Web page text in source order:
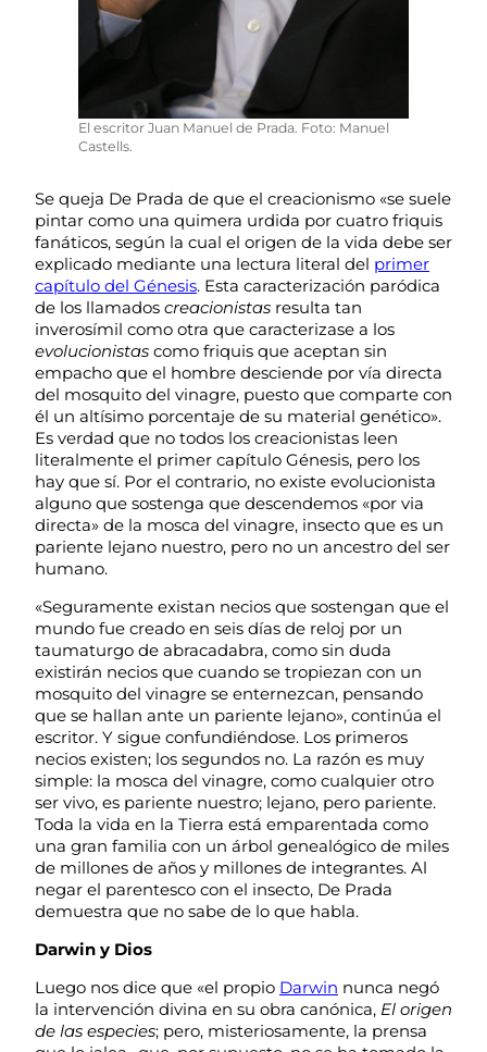
El escritor Juan Manuel de Prada. Foto: Manuel
Castells.
Se queja De Prada de que el creacionismo «se suele
pintar como una quimera urdida por cuatro friquis
fanáticos, según la cual el origen de la vida debe ser
explicado mediante una lectura literal del primer
capítulo del Génesis. Esta caracterización paródica
de los llamados creacionistas resulta tan
inverosímil como otra que caracterizase a los
evolucionistas como friquis que aceptan sin
empacho que el hombre desciende por vía directa
del mosquito del vinagre, puesto que comparte con
él un altísimo porcentaje de su material genético».
Es verdad que no todos los creacionistas leen
literalmente el primer capítulo Génesis, pero los
hay que sí. Por el contrario, no existe evolucionista
alguno que sostenga que descendemos «por via
directa» de la mosca del vinagre, insecto que es un
pariente lejano nuestro, pero no un ancestro del ser
humano.
«Seguramente existan necios que sostengan que el
mundo fue creado en seis días de reloj por un
taumaturgo de abracadabra, como sin duda
existirán necios que cuando se tropiezan con un
mosquito del vinagre se enternezcan, pensando
que se hallan ante un pariente lejano», continúa el
escritor. Y sigue confundiéndose. Los primeros
necios existen; los segundos no. La razón es muy
simple: la mosca del vinagre, como cualquier otro
ser vivo, es pariente nuestro; lejano, pero pariente.
Toda la vida en la Tierra está emparentada como
una gran familia con un árbol genealógico de miles
de millones de años y millones de integrantes. Al
negar el parentesco con el insecto, De Prada
demuestra que no sabe de lo que habla.
Darwin y Dios
Luego nos dice que «el propio Darwin nunca negó
la intervención divina en su obra canónica, El origen
de las especies; pero, misteriosamente, la prensa